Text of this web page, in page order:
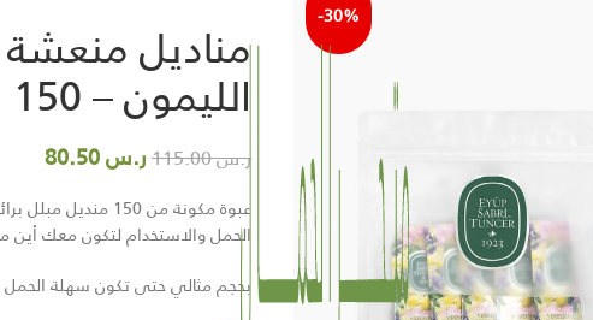
-30%
مناديل منعشة
الليمون – 150 منديل
ر.س115.00 ر.س80.50
عبوة مكونة من
الحمل والاستخدام لتكون معك أين
بحجم مثالي حتى تكون سهلة الحمل